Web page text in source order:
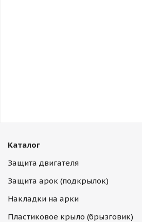
Каталог
Защита двигателя
Защита арок (подкрылок)
Накладки на арки
Пластиковое крыло (брызговик)